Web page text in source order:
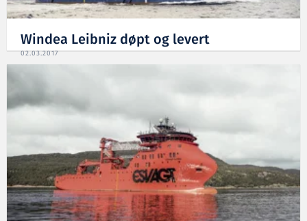
Windea Leibniz døpt og levert
02.03.2017